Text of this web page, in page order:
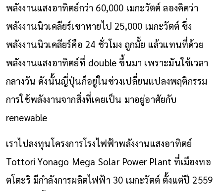
พลังงานแสงอาทิตย์กว่า 60,000 เมกะวัตต์ ลองคิดว่า
พลังงานนิวเคลียร์เขาหายไป 25,000 เมกะวัตต์ ซึ่ง
พลังงานนิวเคลียร์คือ 24 ชั่วโมง ถูกมั้ย แล้วแทนที่ด้วย
พลังงานแสงอาทิตย์ที่ double ขึ้นมา เพราะมันใช้เวลา
กลางวัน ดังนั้นญี่ปุ่นก็อยู่ในช่วงเปลี่ยนแปลงพฤติกรรม
การใช้พลังงานจากสิ่งที่เคยเป็น มาอยู่อาศัยกับ
renewable
เราไปลงทุนโครงการโรงไฟฟ้าพลังงานแสงอาทิตย์
Tottori Yonago Mega Solar Power Plant ที่เมืองทอ
ตโตะริ มีกำลังการผลิตไฟฟ้า 30 เมกะวัตต์ ตั้งแต่ปี 2559